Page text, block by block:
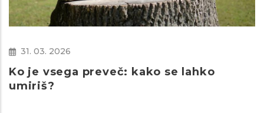
31. 03. 2026
Ko je vsega preveč: kako se lahko
umiriš?